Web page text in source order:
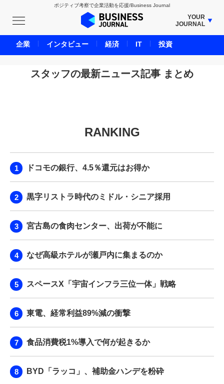
ポジティブ考察で企業活動を応援/Business Journal
YOUR
JOURNAL
BUSINESS JOURNAL
UNICORN JOURNAL
CARBON CREDITS JOURNAL
LIFE ENDING JOURNAL
BPaaS JOURNAL
スタッフの最新ニュース記事 まとめ
RANKING
ドコモの銀行、4.5％還元はお得か
黒字リストラ時代のミドル・シニア採用
宮古島の食肉センター、出荷が不能に
なぜ高級ホテルが瀬戸内に集まるのか
スペースX「宇宙インフラ三位一体」戦略
東電、経常利益89%減の衝撃
食品消費税1%導入で何が起きるか
BYD「ラッコ」、補助金ハンデを粉砕
企業 インタビュー 経済 IT 投資